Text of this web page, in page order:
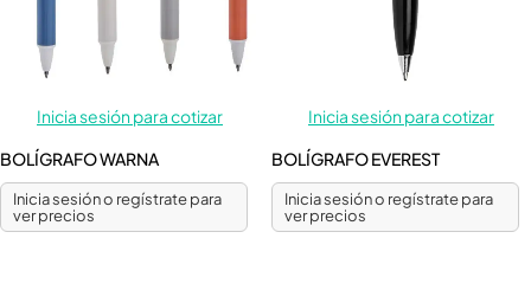
Inicia sesión para cotizar
BOLÍGRAFO WARNA
Inicia sesión o regístrate para
ver precios
Inicia sesión para cotizar
BOLÍGRAFO EVEREST
Inicia sesión o regístrate para
ver precios